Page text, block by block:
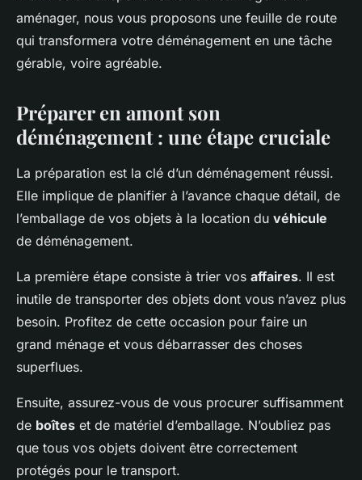
aménager, nous vous proposons une feuille de route
qui transformera votre déménagement en une tâche
gérable, voire agréable.
Préparer en amont son
déménagement : une étape cruciale
La préparation est la clé d’un déménagement réussi.
Elle implique de planifier à l’avance chaque détail, de
l’emballage de vos objets à la location du véhicule
de déménagement.
La première étape consiste à trier vos affaires. Il est
inutile de transporter des objets dont vous n’avez plus
besoin. Profitez de cette occasion pour faire un
grand ménage et vous débarrasser des choses
superflues.
Ensuite, assurez-vous de vous procurer suffisamment
de boîtes et de matériel d’emballage. N’oubliez pas
que tous vos objets doivent être correctement
protégés pour le transport.